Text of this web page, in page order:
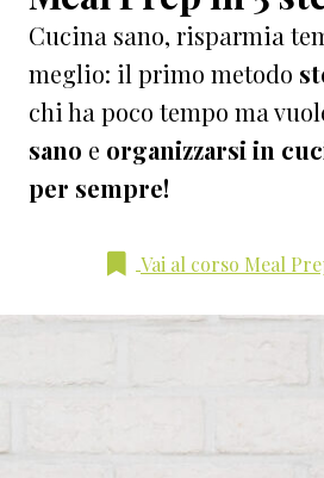
Cucina sano, risparmia
meglio: il primo metodo
chi ha poco tempo ma
sano e organizzarsi in
per sempre!
Vai al corso Meal